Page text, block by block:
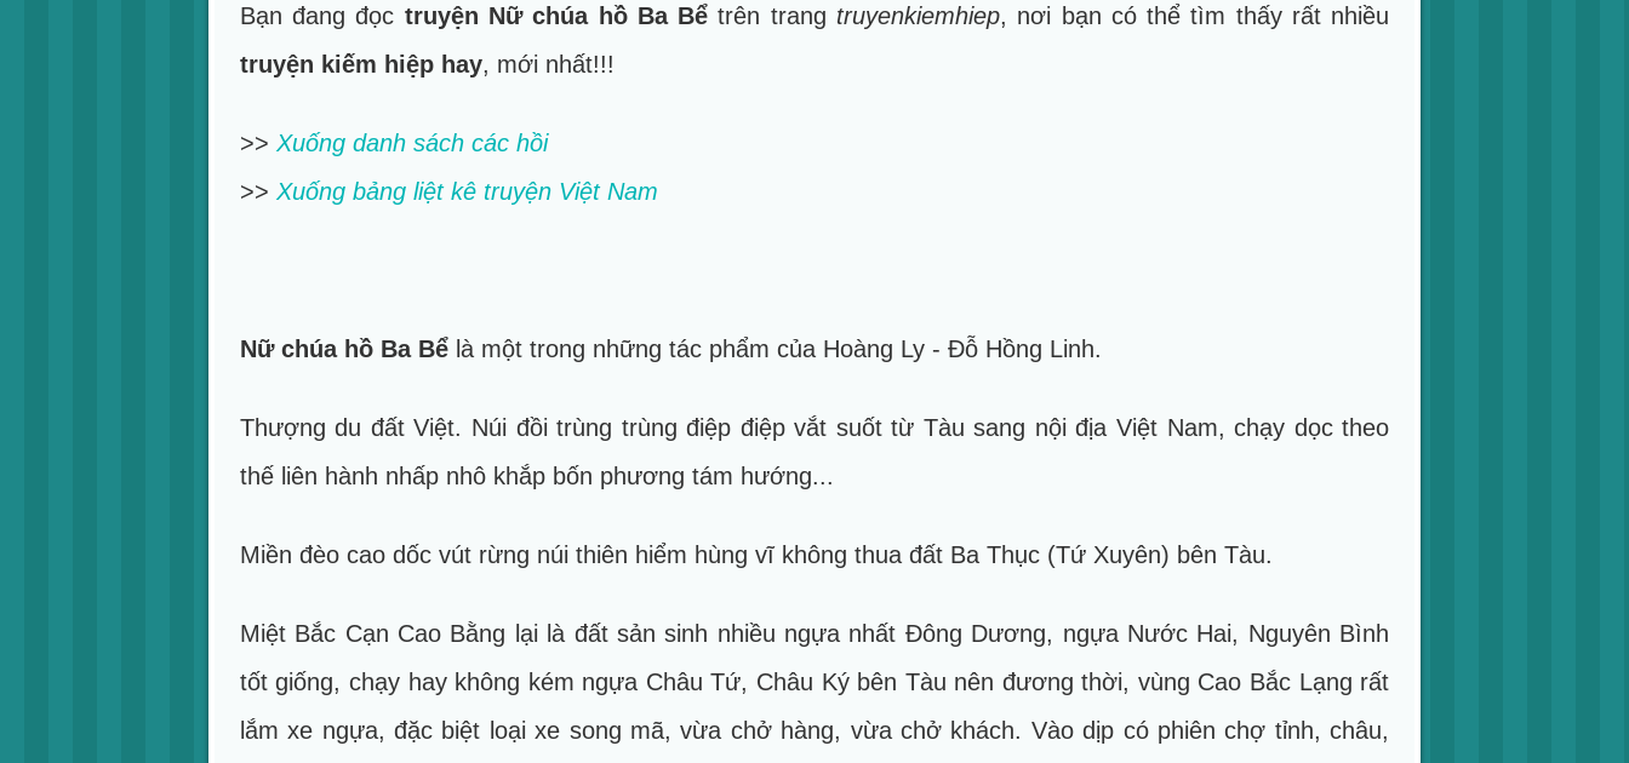
Bạn đang đọc truyện Nữ chúa hồ Ba Bể trên trang truyenkiemhiep, nơi bạn có thể tìm thấy rất nhiều
truyện kiếm hiệp hay, mới nhất!!!
>> Xuống danh sách các hồi
>> Xuống bảng liệt kê truyện Việt Nam
Nữ chúa hồ Ba Bểlà một trong những tác phẩm của Hoàng Ly - Đỗ Hồng Linh.
Thượng du đất Việt. Núi đồi trùng trùng điệp điệp vắt suốt từ Tàu sang nội địa Việt Nam, chạy dọc theo
thế liên hành nhấp nhô khắp bốn phương tám hướng...
Miền đèo cao dốc vút rừng núi thiên hiểm hùng vĩ không thua đất Ba Thục (Tứ Xuyên) bên Tàu.
Miệt Bắc Cạn Cao Bằng lại là đất sản sinh nhiều ngựa nhất Đông Dương, ngựa Nước Hai, Nguyên Bình
tốt giống, chạy hay không kém ngựa Châu Tứ, Châu Ký bên Tàu nên đương thời, vùng Cao Bắc Lạng rất
lắm xe ngựa, đặc biệt loại xe song mã, vừa chở hàng, vừa chở khách. Vào dịp có phiên chợ tỉnh, châu,